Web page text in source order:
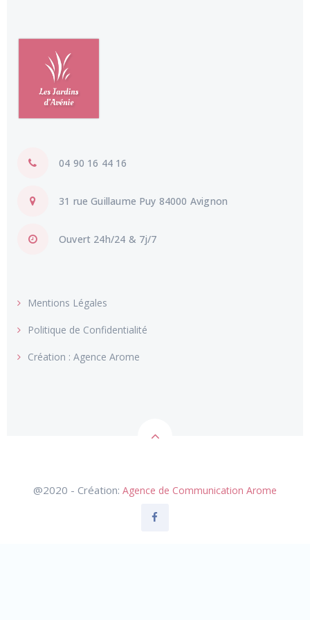
04 90 16 44 16
31 rue Guillaume Puy 84000 Avignon
Ouvert 24h/24 & 7j/7
Mentions Légales
Politique de Confidentialité
Création : Agence Arome
@2020 - Création: Agence de Communication Arome